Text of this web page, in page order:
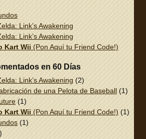
Link’s Awakening
Link’s Awakening
Kart Wii (Pon Aquí tu Friend Code!)
en 60 Días
Link’s Awakening (2)
de una Pelota de Baseball (1)
(1)
Kart Wii (Pon Aquí tu Friend Code!) (1)
(1)